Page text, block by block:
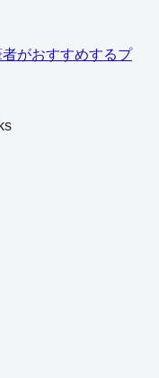
者がおすすめするプ